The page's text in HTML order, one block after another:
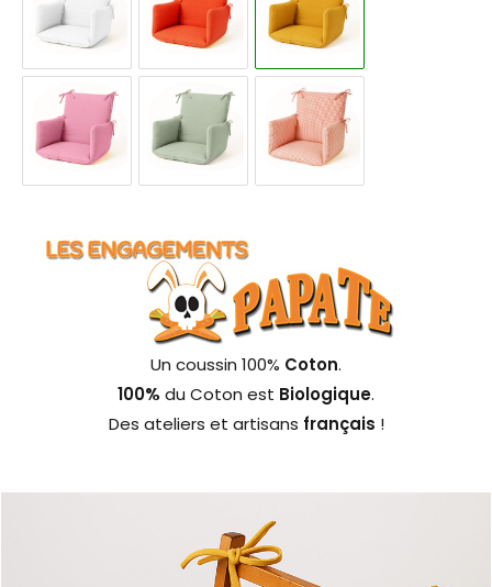
Un coussin 100% Coton.
100% du Coton est Biologique.
Des ateliers et artisans français !